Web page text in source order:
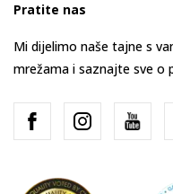
Pratite nas
Mi dijelimo naše tajne s
mrežama i saznajte sve o